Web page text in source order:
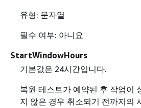
유형: 문자열
필수 여부: 아니요
StartWindowHours
기본값은 24시간입니다.
복원 테스트가 예약된 후 작업이
지 않은 경우 취소되기 전까지의